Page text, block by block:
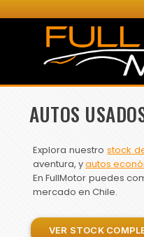
AUTOS
Explora nuestrostock
aventura, yautos
En FullMotor puedes
mercado en Chile.
VER STOCK